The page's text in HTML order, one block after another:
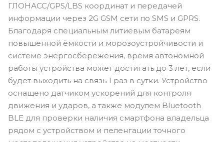
ГЛОНАСС/GPS/LBS координат и передачей
информации через 2G GSM сети по SMS и GPRS.
Благодаря специальным литиевым батареям
повышенной ёмкости и морозоустройчивости и
системе энергосбережения, время автономной
работы устройства может достигать до 3 лет, если
будет выходить на связь 1 раз в сутки. Устройство
оснащено датчиком ускорений для контроля
движения и ударов, а также модулем Bluetooth
BLE для проверки наличия смартфона владельца
рядом с устройством и пеленгации точного